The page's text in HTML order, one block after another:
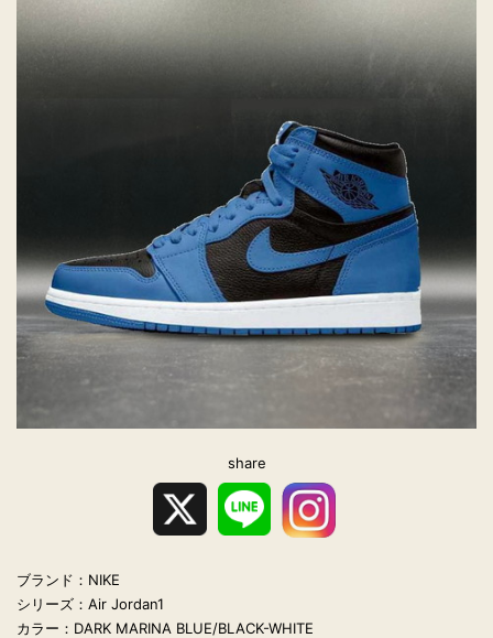
share
ブランド：NIKE
シリーズ：Air Jordan1
カラー：DARK MARINA BLUE/BLACK-WHITE